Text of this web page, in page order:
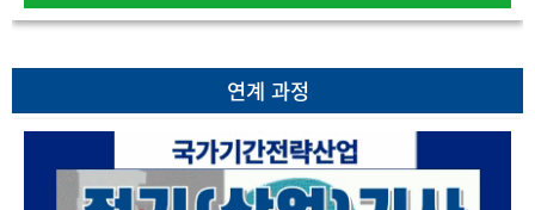
연계 과정